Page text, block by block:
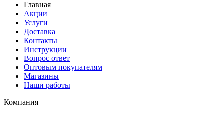
Главная
Акции
Услуги
Доставка
Контакты
Инструкции
Вопрос ответ
Оптовым покупателям
Магазины
Наши работы
Компания